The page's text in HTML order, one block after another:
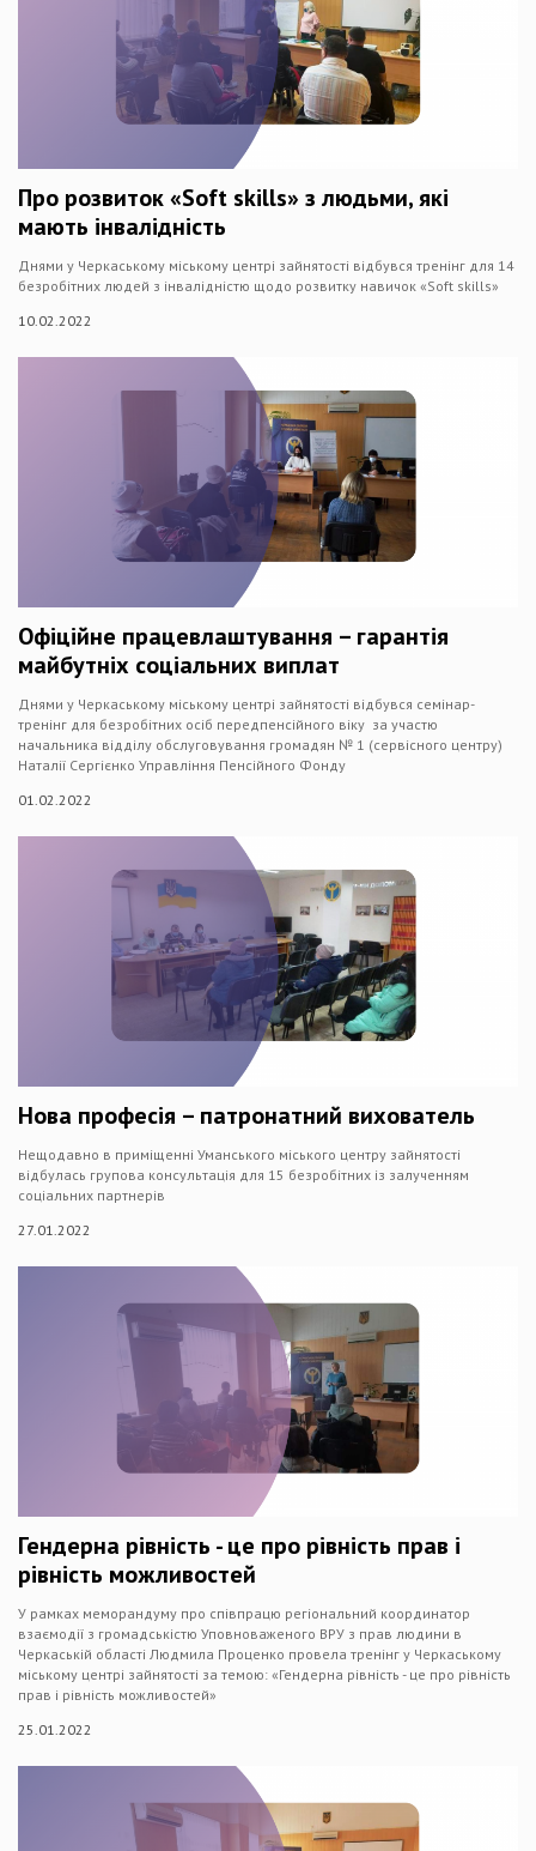
Про розвиток «Soft skills» з людьми, які
мають інвалідність
Днями у Черкаському міському центрі зайнятості відбувся тренінг для 14
безробітних людей з інвалідністю щодо розвитку навичок «Soft skills»
10.02.2022
Офіційне працевлаштування – гарантія
майбутніх соціальних виплат
Днями у Черкаському міському центрі зайнятості відбувся семінар-
тренінг для безробітних осіб передпенсійного віку за участю
начальника відділу обслуговування громадян № 1 (сервісного центру)
Наталії Сергієнко Управління Пенсійного Фонду
01.02.2022
Нова професія – патронатний вихователь
Нещодавно в приміщенні Уманського міського центру зайнятості
відбулась групова консультація для 15 безробітних із залученням
соціальних партнерів
27.01.2022
Гендерна рівність - це про рівність прав і
рівність можливостей
У рамках меморандуму про співпрацю регіональний координатор
взаємодії з громадськістю Уповноваженого ВРУ з прав людини в
Черкаській області Людмила Проценко провела тренінг у Черкаському
міському центрі зайнятості за темою: «Гендерна рівність - це про рівність
прав і рівність можливостей»
25.01.2022